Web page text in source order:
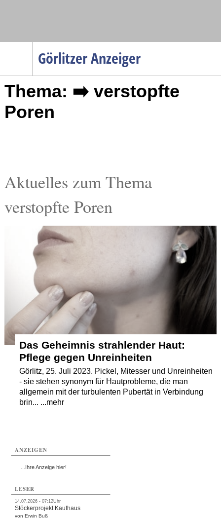
Görlitzer Anzeiger
Menüpunkte
Startseite
Gesellschaft
Gesundheit
Kultur
Termine
Kostenlos
Thema: ➡️ verstopfte
Poren
Aktuelles zum Thema
verstopfte Poren
Das Geheimnis strahlender Haut:
Pflege gegen Unreinheiten
Görlitz, 25. Juli 2023. Pickel, Mitesser und Unreinheiten
- sie stehen synonym für Hautprobleme, die man
allgemein mit der turbulenten Pubertät in Verbindung
brin... ...mehr
ANZEIGEN
...Ihre Anzeige hier!
LESER
14.07.2026 - 07:12Uhr
Stöckerprojekt Kaufhaus
von Erwin Buß